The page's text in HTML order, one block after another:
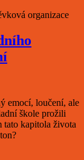
emocí, loučení, ale
škole prožili
tato kapitola života